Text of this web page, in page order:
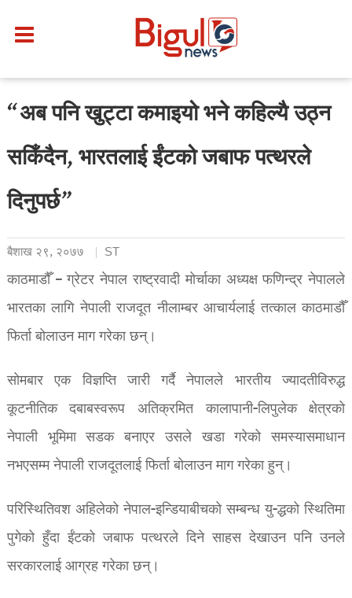
“अब पनि खुट्टा कमाइयो भने कहिल्यै उठ्न
सकिँदैन, भारतलाई ईंटको जबाफ पत्थरले
दिनुपर्छ”
बैशाख २९, २०७७ ST
काठमाडौँ – ग्रेटर नेपाल राष्ट्रवादी मोर्चाका अध्यक्ष फणिन्द्र नेपालले
भारतका लागि नेपाली राजदूत नीलाम्बर आचार्यलाई तत्काल काठमाडौँ
फिर्ता बोलाउन माग गरेका छन्।
सोमबार एक विज्ञप्ति जारी गर्दै नेपालले भारतीय ज्यादतीविरुद्ध
कूटनीतिक दबाबस्वरूप अतिक्रमित कालापानी-लिपुलेक क्षेत्रको
नेपाली भूमिमा सडक बनाएर उसले खडा गरेको समस्यासमाधान
नभएसम्म नेपाली राजदूतलाई फिर्ता बोलाउन माग गरेका हुन्।
परिस्थितिवश अहिलेको नेपाल-इन्डियाबीचको सम्बन्ध यु-द्धको स्थितिमा
पुगेको हुँदा ईंटको जबाफ पत्थरले दिने साहस देखाउन पनि उनले
सरकारलाई आग्रह गरेका छन्।